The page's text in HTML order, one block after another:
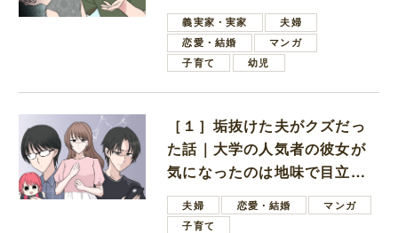
しいと言ってきた
義実家・実家
夫婦
恋愛・結婚
マンガ
子育て
幼児
［１］垢抜けた夫がクズだっ
た話｜大学の人気者の彼女が
気になったのは地味で目立た
ない男子学生
夫婦 恋愛・結婚
マンガ
子育て